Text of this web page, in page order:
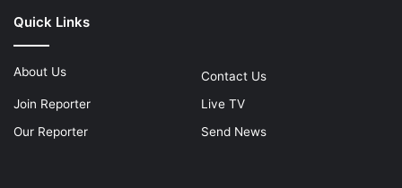
Quick Links
About Us
Contact Us
Join Reporter
Live TV
Our Reporter
Send News